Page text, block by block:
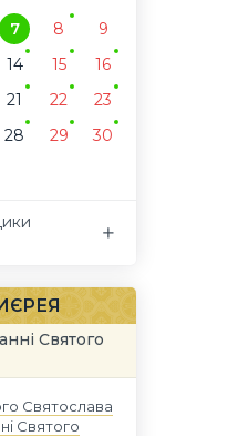
7 8
9
14 15
16
21 22
23
28 29
30
Святого
Святослава
Святого